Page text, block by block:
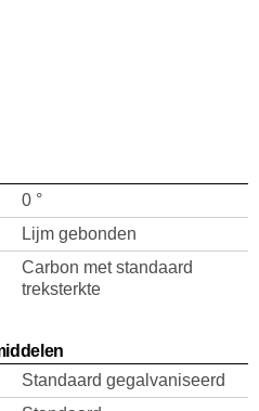
0 °
Lijm gebonden
Carbon met standaard
treksterkte
Standaard gegalvaniseerd